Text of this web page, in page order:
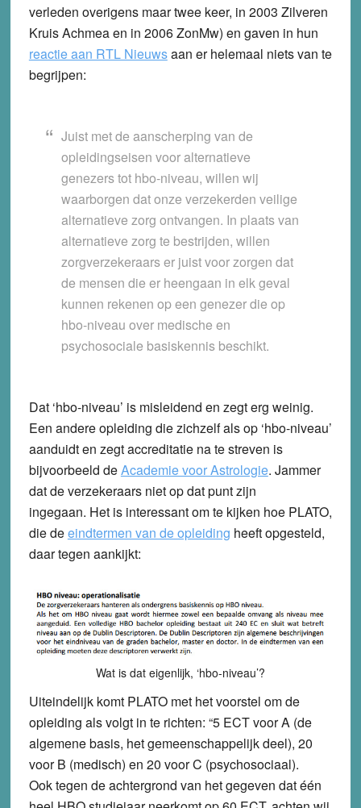
verleden overigens maar twee keer, in 2003 Zilveren
Kruis Achmea en in 2006 ZonMw) en gaven in hun
reactie aan RTL Nieuwsaan er helemaal niets van te
begrijpen:
Juist met de aanscherping van de
opleidingseisen voor alternatieve
genezers tot hbo-niveau, willen wij
waarborgen dat onze verzekerden veilige
alternatieve zorg ontvangen. In plaats van
alternatieve zorg te bestrijden, willen
zorgverzekeraars er juist voor zorgen dat
de mensen die er heengaan in elk geval
kunnen rekenen op een genezer die op
hbo-niveau over medische en
psychosociale basiskennis beschikt.
Dat ‘hbo-niveau’ is misleidend en zegt erg weinig.
Een andere opleiding die zichzelf als op ‘hbo-niveau’
aanduidt en zegt accreditatie na te streven is
bijvoorbeeld deAcademie voor Astrologie. Jammer
dat de verzekeraars niet op dat punt zijn
ingegaan. Het is interessant om te kijken hoe PLATO,
die deeindtermen van de opleiding heeft opgesteld,
daar tegen aankijkt:
Wat is dat eigenlijk, ‘hbo-niveau’?
Uiteindelijk komt PLATO met het voorstel om de
opleiding als volgt in te richten: “5 ECT voor A (de
algemene basis, het gemeenschappelijk deel), 20
voor B (medisch) en 20 voor C (psychosociaal).
Ook tegen de achtergrond van het gegeven dat één